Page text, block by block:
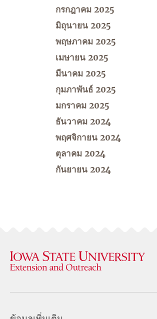
กรกฎาคม 2025
มิถุนายน 2025
พฤษภาคม 2025
เมษายน 2025
มีนาคม 2025
กุมภาพันธ์ 2025
มกราคม 2025
ธันวาคม 2024
พฤศจิกายน 2024
ตุลาคม 2024
กันยายน 2024